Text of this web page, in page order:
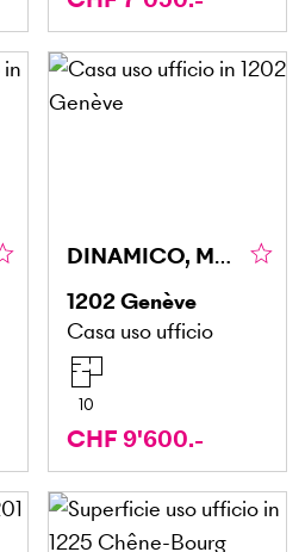
DINAMICO, MODERNO & IN POSIZIONE CENTRALE
1202Genève
Casa uso ufficio
10
CHF 9'600.-